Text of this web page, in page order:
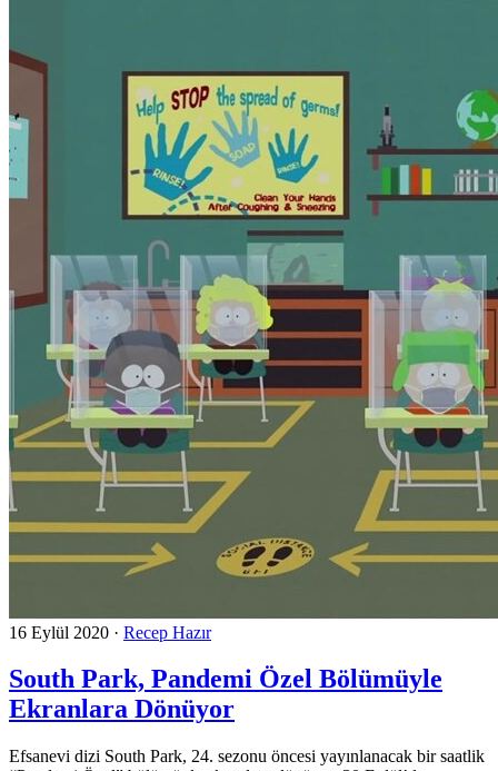
16 Eylül 2020 · Recep Hazır
South Park, Pandemi Özel Bölümüyle
Ekranlara Dönüyor
Efsanevi dizi South Park, 24. sezonu öncesi yayınlanacak bir saatlik